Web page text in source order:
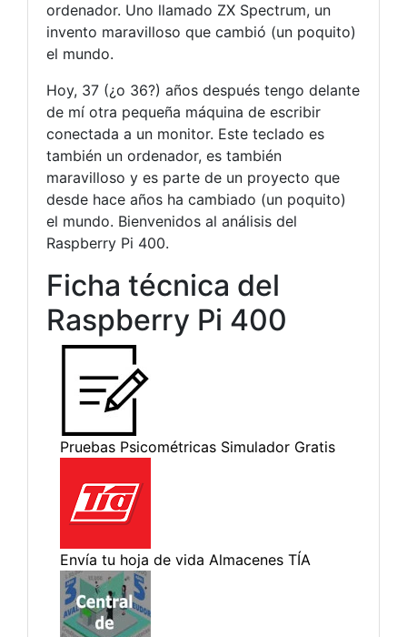
ordenador. Uno llamado ZX Spectrum, un
invento maravilloso que cambió (un poquito)
el mundo.
Hoy, 37 (¿o 36?) años después tengo delante
de mí otra pequeña máquina de escribir
conectada a un monitor. Este teclado es
también un ordenador, es también
maravilloso y es parte de un proyecto que
desde hace años ha cambiado (un poquito)
el mundo. Bienvenidos al análisis del
Raspberry Pi 400.
Ficha técnica del
Raspberry Pi 400